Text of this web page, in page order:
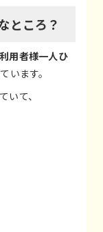
ところ？
用者様一人ひ
います。
いて、